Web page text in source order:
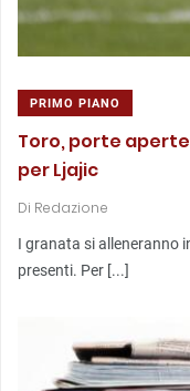
PRIMO PIANO
Toro, porte
per Ljajic
Di Redazione
I granata si alleneranno
presenti. Per [...]